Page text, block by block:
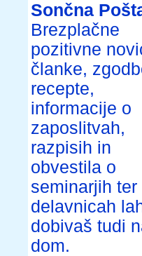
Sončna
Brezplačne
pozitivne
članke,
recepte,
informacije o
zaposlitvah,
razpisih in
obvestila o
seminarjih ter
delavnicah
dobivaš tudi
dom.